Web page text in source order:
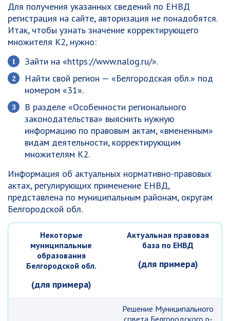
Для получения указанных сведений по ЕНВД
регистрация на сайте, авторизация не понадобятся.
Итак, чтобы узнать значение корректирующего
множителя К2, нужно:
Зайти на «https://www.nalog.ru/».
Найти свой регион — «Белгородская обл.» под
номером «31».
В разделе «Особенности регионального
законодательства» выяснить нужную
информацию по правовым актам, «вмененным»
видам деятельности, корректирующим
множителям К2.
Информация об актуальных нормативно-правовых
актах, регулирующих применение ЕНВД,
представлена по муниципальным районам, округам
Белгородской обл.
Некоторые
муниципальные
образования
Белгородской обл.
(для примера)
Актуальная правовая
база по ЕНВД
(для примера)
Решение Муниципального
совета Белгородского р-